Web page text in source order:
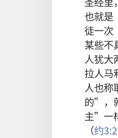
也就是
徒一次
某些不
人犹大
拉人马
人也
的”，
主”一
（约